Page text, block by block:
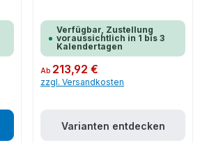
Verfügbar, Zustellung
voraussichtlich in 1 bis 3
Kalendertagen
Regulärer Preis:
Ab 213,92 €
zzgl. Versandkosten
Varianten entdecken